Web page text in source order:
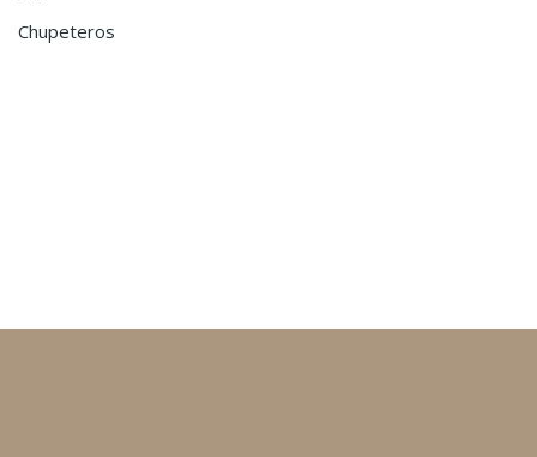
Chupeteros